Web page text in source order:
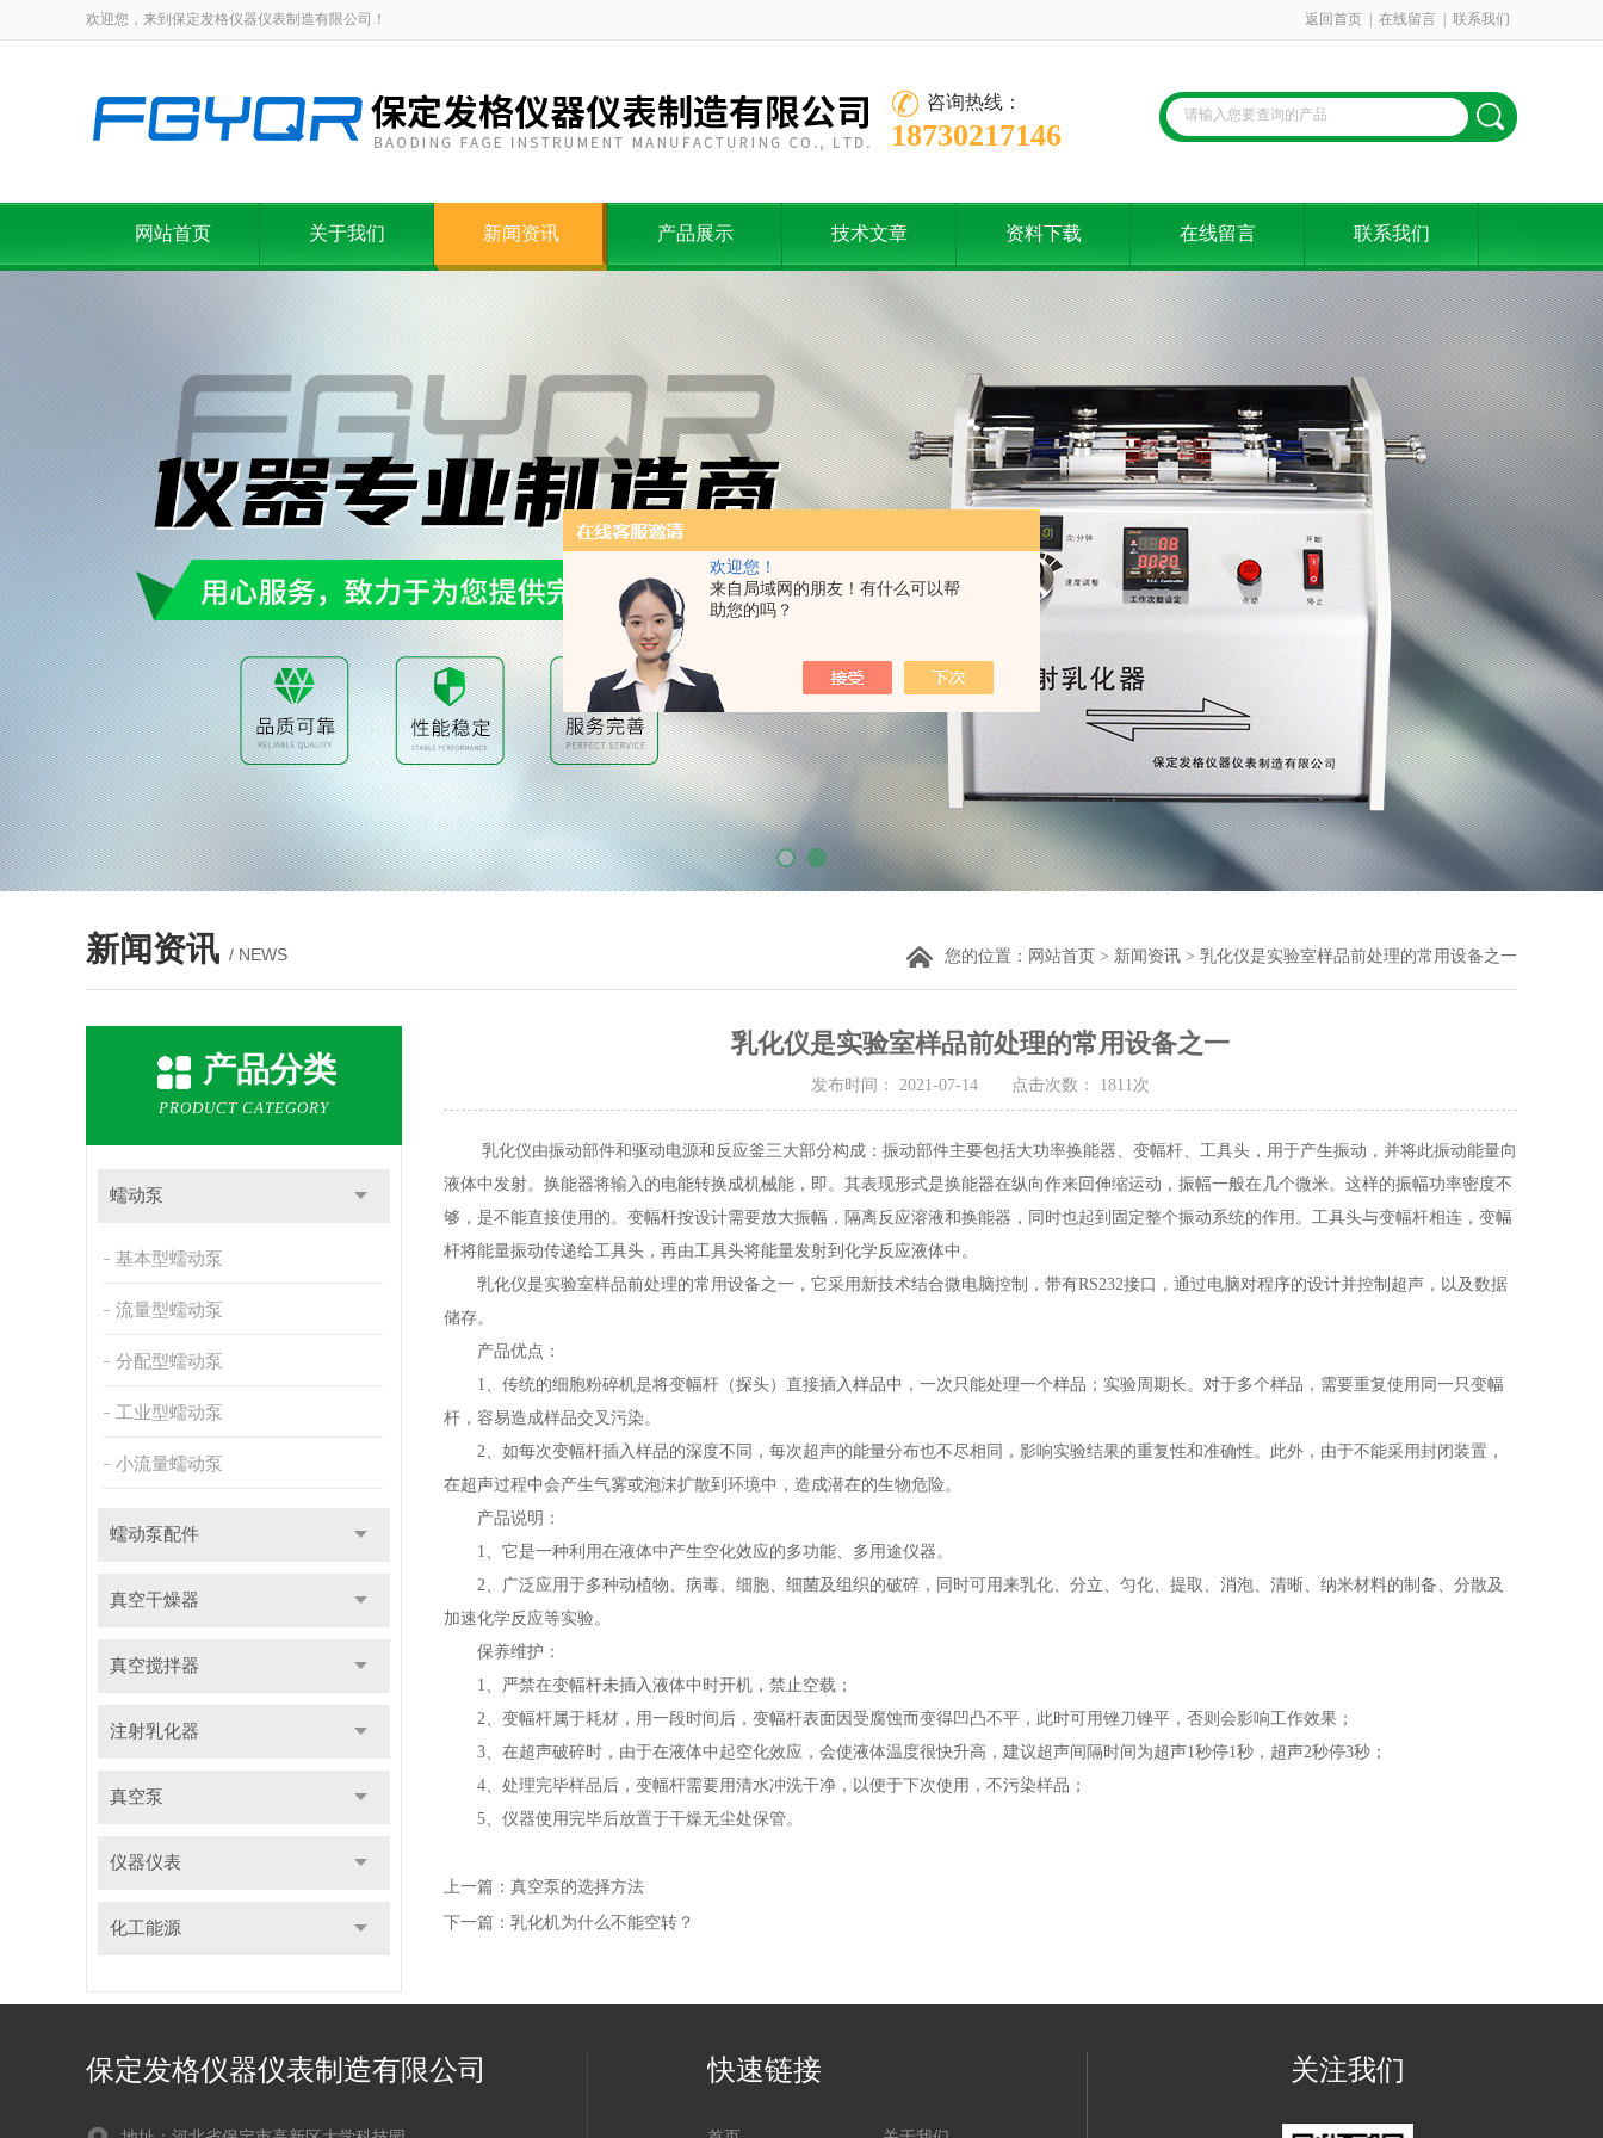
欢迎您！
来自局域网的朋友！有什么可以帮
助您的吗？
欢迎您，来到保定发格仪器仪表制造有限公司！ 返回首页 在线留言 联系我们
咨询热线：
18730217146
网站首页 关于我们 新闻资讯 产品展示 技术文章 资料下载 在线留言 联系我们
新闻资讯 / NEWS 您的位置： 网站首页 > 新闻资讯 > 乳化仪是实验室样品前处理的常用设备之一
产品分类
PRODUCT CATEGORY
蠕动泵
基本型蠕动泵
流量型蠕动泵
分配型蠕动泵
工业型蠕动泵
小流量蠕动泵
蠕动泵配件
真空干燥器
真空搅拌器
注射乳化器
真空泵
仪器仪表
化工能源
乳化仪是实验室样品前处理的常用设备之一
发布时间： 2021-07-14 点击次数： 1811次
乳化仪由振动部件和驱动电源和反应釜三大部分构成：振动部件主要包括大功率换能器、变幅杆、工具头，用于产生振动，并将此振动能量向
液体中发射。换能器将输入的电能转换成机械能，即。其表现形式是换能器在纵向作来回伸缩运动，振幅一般在几个微米。这样的振幅功率密度不
够，是不能直接使用的。变幅杆按设计需要放大振幅，隔离反应溶液和换能器，同时也起到固定整个振动系统的作用。工具头与变幅杆相连，变幅
杆将能量振动传递给工具头，再由工具头将能量发射到化学反应液体中。
乳化仪是实验室样品前处理的常用设备之一，它采用新技术结合微电脑控制，带有RS232接口，通过电脑对程序的设计并控制超声，以及数据
储存。
产品优点：
1、传统的细胞粉碎机是将变幅杆（探头）直接插入样品中，一次只能处理一个样品；实验周期长。对于多个样品，需要重复使用同一只变幅
杆，容易造成样品交叉污染。
2、如每次变幅杆插入样品的深度不同，每次超声的能量分布也不尽相同，影响实验结果的重复性和准确性。此外，由于不能采用封闭装置，
在超声过程中会产生气雾或泡沫扩散到环境中，造成潜在的生物危险。
产品说明：
1、它是一种利用在液体中产生空化效应的多功能、多用途仪器。
2、广泛应用于多种动植物、病毒、细胞、细菌及组织的破碎，同时可用来乳化、分立、匀化、提取、消泡、清晰、纳米材料的制备、分散及
加速化学反应等实验。
保养维护：
1、严禁在变幅杆未插入液体中时开机，禁止空载；
2、变幅杆属于耗材，用一段时间后，变幅杆表面因受腐蚀而变得凹凸不平，此时可用锉刀锉平，否则会影响工作效果；
3、在超声破碎时，由于在液体中起空化效应，会使液体温度很快升高，建议超声间隔时间为超声1秒停1秒，超声2秒停3秒；
4、处理完毕样品后，变幅杆需要用清水冲洗干净，以便于下次使用，不污染样品；
5、仪器使用完毕后放置于干燥无尘处保管。
上一篇： 真空泵的选择方法
下一篇： 乳化机为什么不能空转？
保定发格仪器仪表制造有限公司 快速链接 关注我们